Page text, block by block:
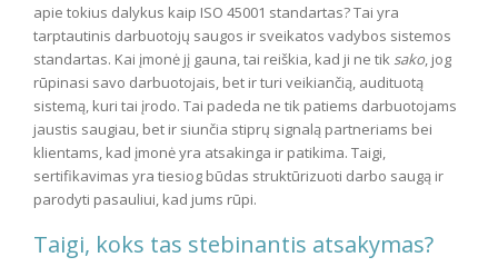
apie tokius dalykus kaip ISO 45001 standartas? Tai yra
tarptautinis darbuotojų saugos ir sveikatos vadybos sistemos
standartas. Kai įmonė jį gauna, tai reiškia, kad ji ne tik sako, jog
rūpinasi savo darbuotojais, bet ir turi veikiančią, audituotą
sistemą, kuri tai įrodo. Tai padeda ne tik patiems darbuotojams
jaustis saugiau, bet ir siunčia stiprų signalą partneriams bei
klientams, kad įmonė yra atsakinga ir patikima. Taigi,
sertifikavimas yra tiesiog būdas struktūrizuoti darbo saugą ir
parodyti pasauliui, kad jums rūpi.
Taigi, koks tas stebinantis atsakymas?